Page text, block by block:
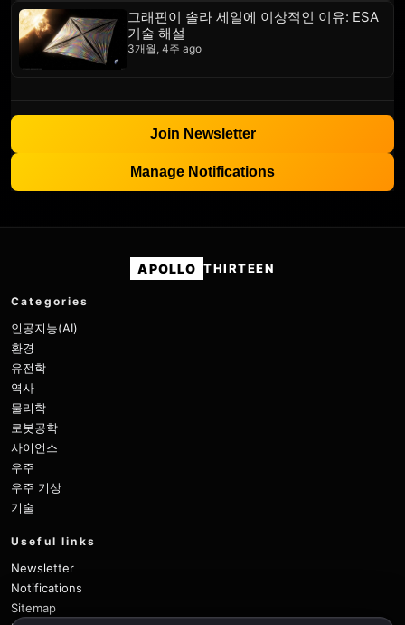
그래핀이 솔라 세일에 이상적인 이유: ESA
기술 해설
3개월, 4주 ago
Join Newsletter
Manage Notifications
APOLLO THIRTEEN
Categories
인공지능(AI)
환경
유전학
역사
물리학
로봇공학
사이언스
우주
우주 기상
기술
Useful links
Newsletter
Notifications
Sitemap